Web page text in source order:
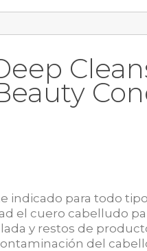
indicado para todo
el cuero cabelludo
y restos de
del